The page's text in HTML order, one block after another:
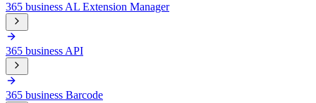
365 business AL Extension Manager
365 business API
365 business Barcode